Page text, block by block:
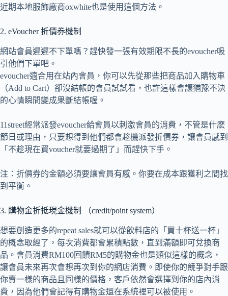
近期本地服飾廠商oxwhite也是使用這個方法。
2. eVoucher 折價券機制
網站會員遲遲不下單嗎？趕快發一張有效期限不長的evoucher吸
引他們下單吧。
evoucher適合用在站內會員，你可以先從那些把商品加入購物車
（Add to Cart）卻沒結帳的會員試試看，也許這樣會讓猶豫不決
的心情瞬間變成果斷結帳喔。
11street經常派發evoucher給會員以刺激會員的消費，不管是什麽
節日或理由，只要想得到他們都會趁機派發折價券，讓會員感到
「不趁現在買voucher就要過期了」而趕快下手。
注：折價券的金額必須要讓會員有感。你要在成本跟獲利之間找
到平衡。
3. 購物金折抵現金機制 （credit/point system）
想要創造更多的repeat sales就可以從飲料店的「買十杯送一杯」
的概念取經了，每次消費都會累積點數，直到滿額即可兌換商
品。會員消費RM100回饋RM5的購物金也是類似這樣的概念，
讓會員未來再次會想再次到你的網店消費。即使你的競爭對手跟
你賣一樣的商品且同樣的價格，客戶依然會選擇到你的店內消
費，因為他們會記得有購物金還在系統裡可以被使用。